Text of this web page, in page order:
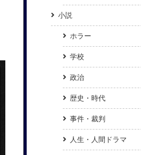
小説
ホラー
学校
政治
歴史・時代
事件・裁判
人生・人間ドラマ